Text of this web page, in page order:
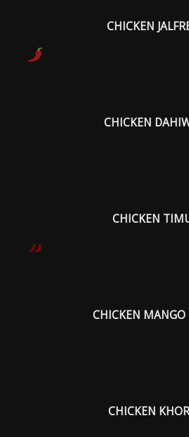
CHICKEN
CHICKEN
CHICKEN
CHICKEN
CHICKEN